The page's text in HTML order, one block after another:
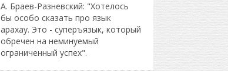
А. Браев-Разневский: "Хотелось
бы особо сказать про язык
арахау. Это - суперъязык, который
обречен на неминуемый
ограниченный успех".